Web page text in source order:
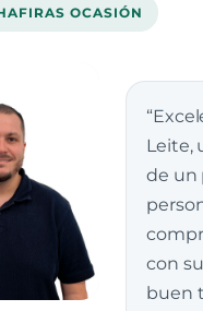
OCASIÓN
Leite,
de un
con
buen